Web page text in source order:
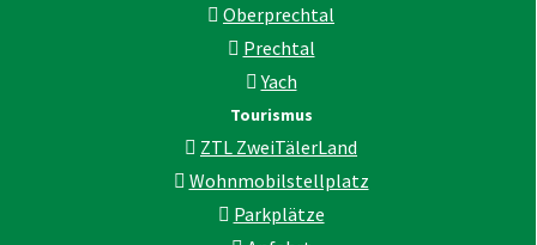
Oberprechtal
Prechtal
Yach
Tourismus
ZTL ZweiTälerLand
Wohnmobilstellplatz
Parkplätze